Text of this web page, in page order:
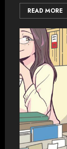
READ MORE